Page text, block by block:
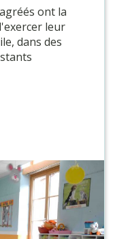
ont la
leur
dans des